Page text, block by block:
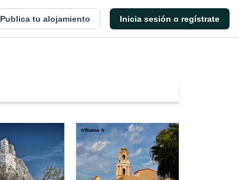
Publica tu alojamiento Inicia sesión o regístrate
☆Stanca ☆